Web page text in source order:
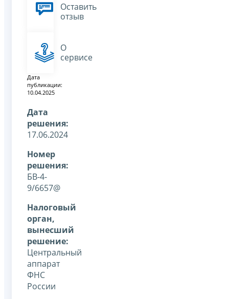
Оставить
отзыв
О
сервисе
Дата
публикации:
10.04.2025
Дата
решения:
17.06.2024
Номер
решения:
БВ-4-
9/6657@
Налоговый
орган,
вынесший
решение:
Центральный
аппарат
ФНС
России